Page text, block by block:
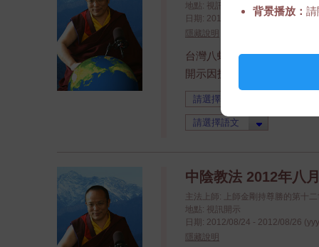
地點: 視訊開示
日期: 2012/10/20 - 2012/10/21
隱藏說明
台灣八蚌智慧林請法, 仁波
開示因技術問題, 部分中文
中陰教法 2012年八
主法上師: 上師金剛持尊勝的第十
地點: 視訊開示
日期: 2012/08/24 - 2012/08/26
隱藏說明
背景播放： 請